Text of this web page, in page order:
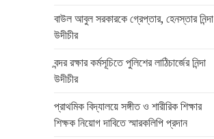
বাউল আবুল সরকারকে গ্রেপ্তার, হেনস্তার নিন্দা
উদীচীর
বন্দর রক্ষার কর্মসূচিতে পুলিশের লাঠিচার্জের নিন্দা
উদীচীর
প্রাথমিক বিদ্যালয়ে সঙ্গীত ও শারীরিক শিক্ষার
শিক্ষক নিয়োগ দাবিতে স্মারকলিপি প্রদান